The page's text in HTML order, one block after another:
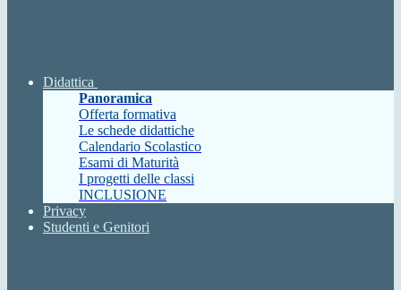
Didattica
Panoramica
Offerta formativa
Le schede didattiche
Calendario Scolastico
Esami di Maturità
I progetti delle classi
INCLUSIONE
Privacy
Studenti e Genitori